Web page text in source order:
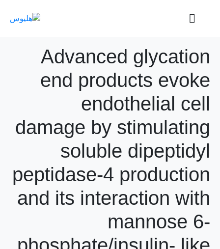
Advanced glycation
end products evoke
endothelial cell
damage by stimulating
soluble dipeptidyl
peptidase-4 production
and its interaction with
mannose 6-